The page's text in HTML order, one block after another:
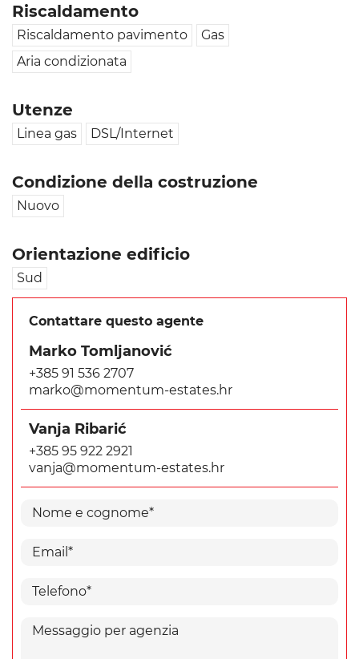
Riscaldamento
Riscaldamento pavimento
Gas
Aria condizionata
Utenze
Linea gas DSL/Internet
Condizione della costruzione
Nuovo
Orientazione edificio
Sud
Contattare questo agente
Marko Tomljanović
+385 91 536 2707
marko@momentum-estates.hr
Vanja Ribarić
+385 95 922 2921
vanja@momentum-estates.hr